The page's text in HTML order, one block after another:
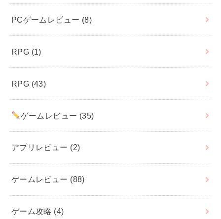
PCゲームレビュー (8)
RPG (1)
RPG (43)
ゲームレビュー (35)
アプリレビュー (2)
ゲームレビュー (88)
ゲーム攻略 (4)